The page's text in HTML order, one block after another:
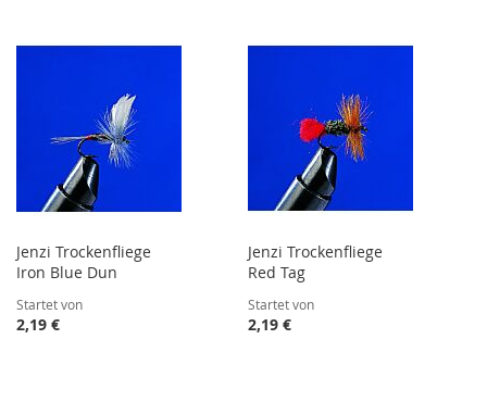
Jenzi Trockenfliege
Iron Blue Dun
Startet von
2,19 €
Jenzi Trockenfliege
Red Tag
Startet von
2,19 €